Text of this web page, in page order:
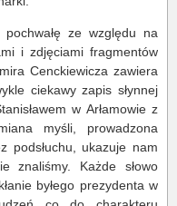
pochwałę ze względu na
i zdjęciami fragmentów
Cenckiewicza zawiera
ciekawy zapis słynnej
w Arłamowie z
myśli, prowadzona
podsłuchu, ukazuje nam
znaliśmy. Każde słowo
byłego prezydenta w